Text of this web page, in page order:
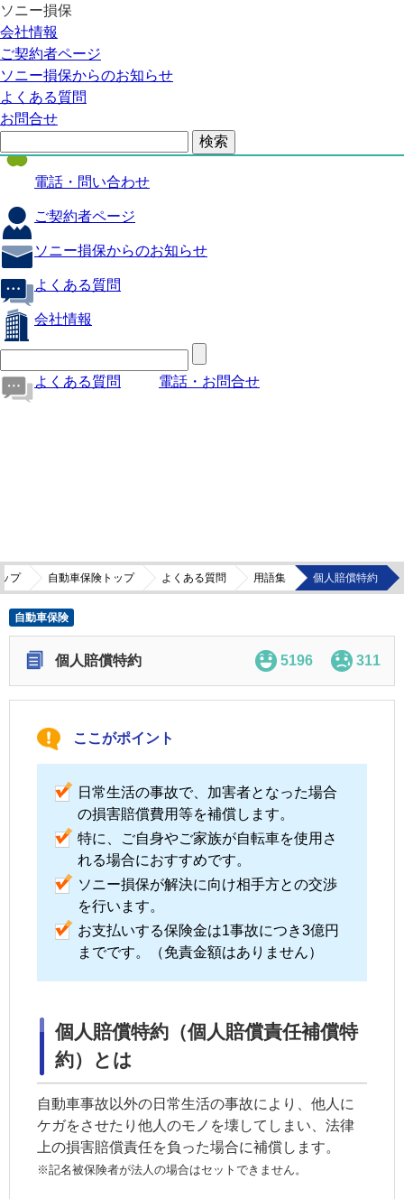
ソニー損保
会社情報
ご契約者ページ
ソニー損保からのお知らせ
よくある質問
お問合せ
自動車保険
医療保険
火災保険
海外旅行保険
電話・問い合わせ
ご契約者ページ
ソニー損保からのお知らせ
よくある質問
会社情報
よくある質問 電話・お問合せ
プ 自動車保険トップ よくある質問 用語集 個人賠償特約
自動車保険
個人賠償特約 5196 311
ここがポイント
日常生活の事故で、加害者となった場合
の損害賠償費用等を補償します。
特に、ご自身やご家族が自転車を使用さ
れる場合におすすめです。
ソニー損保が解決に向け相手方との交渉
を行います。
お支払いする保険金は1事故につき3億円
までです。（免責金額はありません）
個人賠償特約（個人賠償責任補償特
約）とは
自動車事故以外の日常生活の事故により、他人に
ケガをさせたり他人のモノを壊してしまい、 法律
上の損害賠償責任を負った場合に補償します。
※記名被保険者が法人の場合はセットできません。